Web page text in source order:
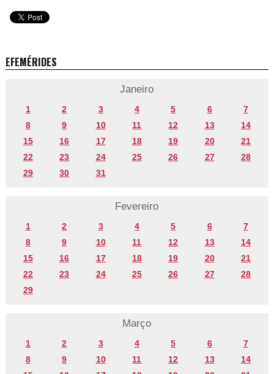
EFEMÉRIDES
Janeiro
1 2 3 4 5 6
7
8
9 10 11 12 13
14
15
16 17 18 19 20
21
22
23 24 25 26 27
28
29
30 31
Fevereiro
1 2 3 4 5 6
7
8
9 10 11 12 13
14
15
16 17 18 19 20
21
22
23 24 25 26 27
28
29
Março
1 2 3 4 5 6
7
8
9 10 11 12 13
14